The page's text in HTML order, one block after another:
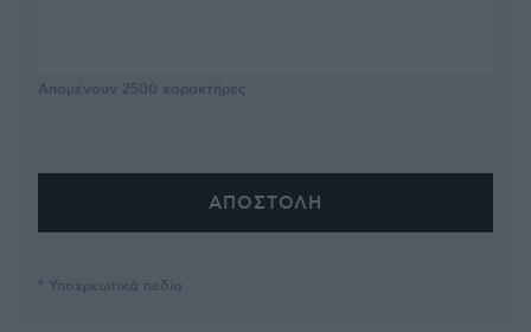
Απομένουν 2500 χαρακτήρες
* Υποχρεωτικά πεδία